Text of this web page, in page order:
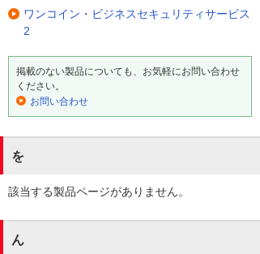
ワンコイン・ビジネスセキュリティサービス
2
掲載のない製品についても、お気軽にお問い合わせ
ください。
お問い合わせ
を
該当する製品ページがありません。
ん